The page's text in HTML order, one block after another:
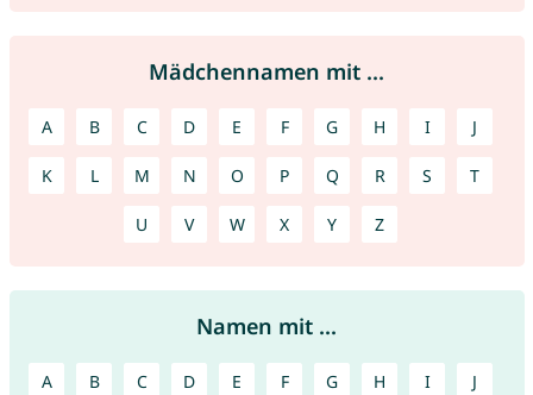
Mädchennamen mit ...
A B C D E F G H I J
K L M N O P Q R S T
U V W X Y Z
Namen mit ...
A B C D E F G H I J